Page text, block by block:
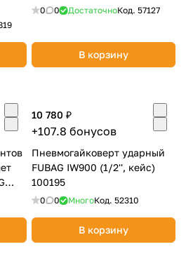
0 0 ДостаточноКод. 57127
В корзину
10 780 ₽
+107.8 бонусов
Пневмогайковерт ударный
FUBAG IW900 (1/2'', кейс)
100195
0 0 МногоКод. 52310
В корзину
раз в 2
вопросы?
302-02-51
plait.ru